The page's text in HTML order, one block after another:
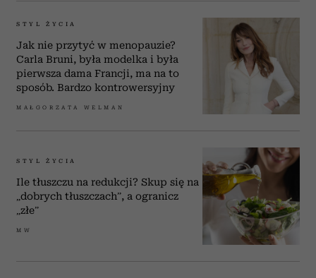
STYL ŻYCIA
Jak nie przytyć w menopauzie?
Carla Bruni, była modelka i była
pierwsza dama Francji, ma na to
sposób. Bardzo kontrowersyjny
MAŁGORZATA WELMAN
STYL ŻYCIA
Ile tłuszczu na redukcji? Skup się na
„dobrych tłuszczach”, a ogranicz
„złe”
MW